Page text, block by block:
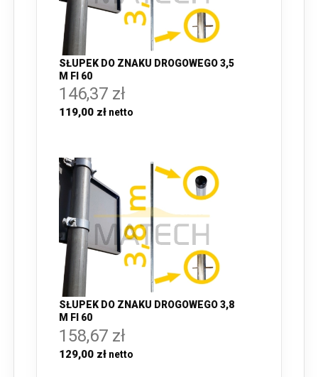
SŁUPEK DO ZNAKU DROGOWEGO 3,5
M FI 60
146,37 zł
119,00 zł
SŁUPEK DO ZNAKU DROGOWEGO 3,8
M FI 60
158,67 zł
129,00 zł